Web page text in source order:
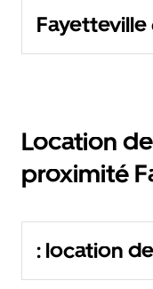
Fayetteville
Location
proximité
: location